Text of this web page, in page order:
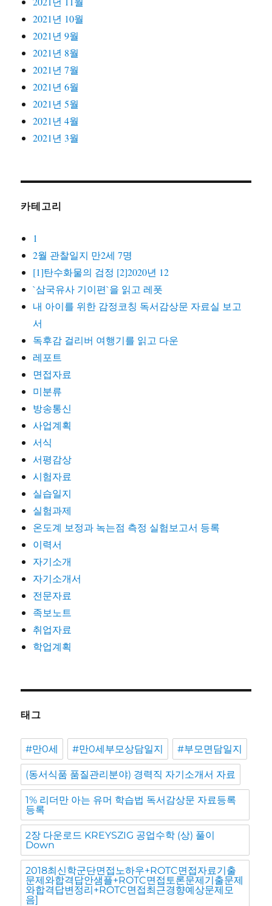
2021년 10월
2021년 9월
2021년 8월
2021년 7월
2021년 6월
2021년 5월
2021년 4월
2021년 3월
카테고리
1
2월 관찰일지 만2세 7명
[1]탄수화물의 검정 [2]2020년 12
`삼국유사 기이편`을 읽고 레폿
내 아이를 위한 감정코칭 독서감상문 자료실 보고
서
독후감 걸리버 여행기를 읽고 다운
레포트
면접자료
미분류
방송통신
사업계획
서식
서평감상
시험자료
실습일지
실험과제
온도계 보정과 녹는점 측정 실험보고서 등록
이력서
자기소개
자기소개서
전문자료
족보노트
취업자료
학업계획
태그
#만0세 #만0세부모상담일지 #부모면담일지
(동서식품 품질관리분야) 경력직 자기소개서 자료
1% 리더만 아는 유머 학습법 독서감상문 자료등록
등록
2장 다운로드 KREYSZIG 공업수학 (상) 풀이
Down
2018최신학군단면접노하우+ROTC면접자료기출
문제와합격답안샘플+ROTC면접토론문제기출문제
와합격답변정리+ROTC면접최근경향예상문제모
음]